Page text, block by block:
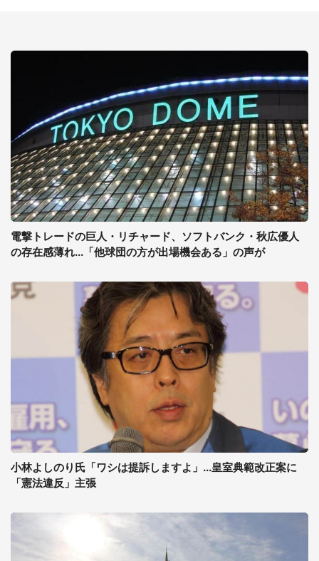
電撃トレードの巨人・リチャード、ソフトバンク・秋広優人
の存在感薄れ...「他球団の方が出場機会ある」の声が
小林よしのり氏「ワシは提訴しますよ」...皇室典範改正案に
「憲法違反」主張